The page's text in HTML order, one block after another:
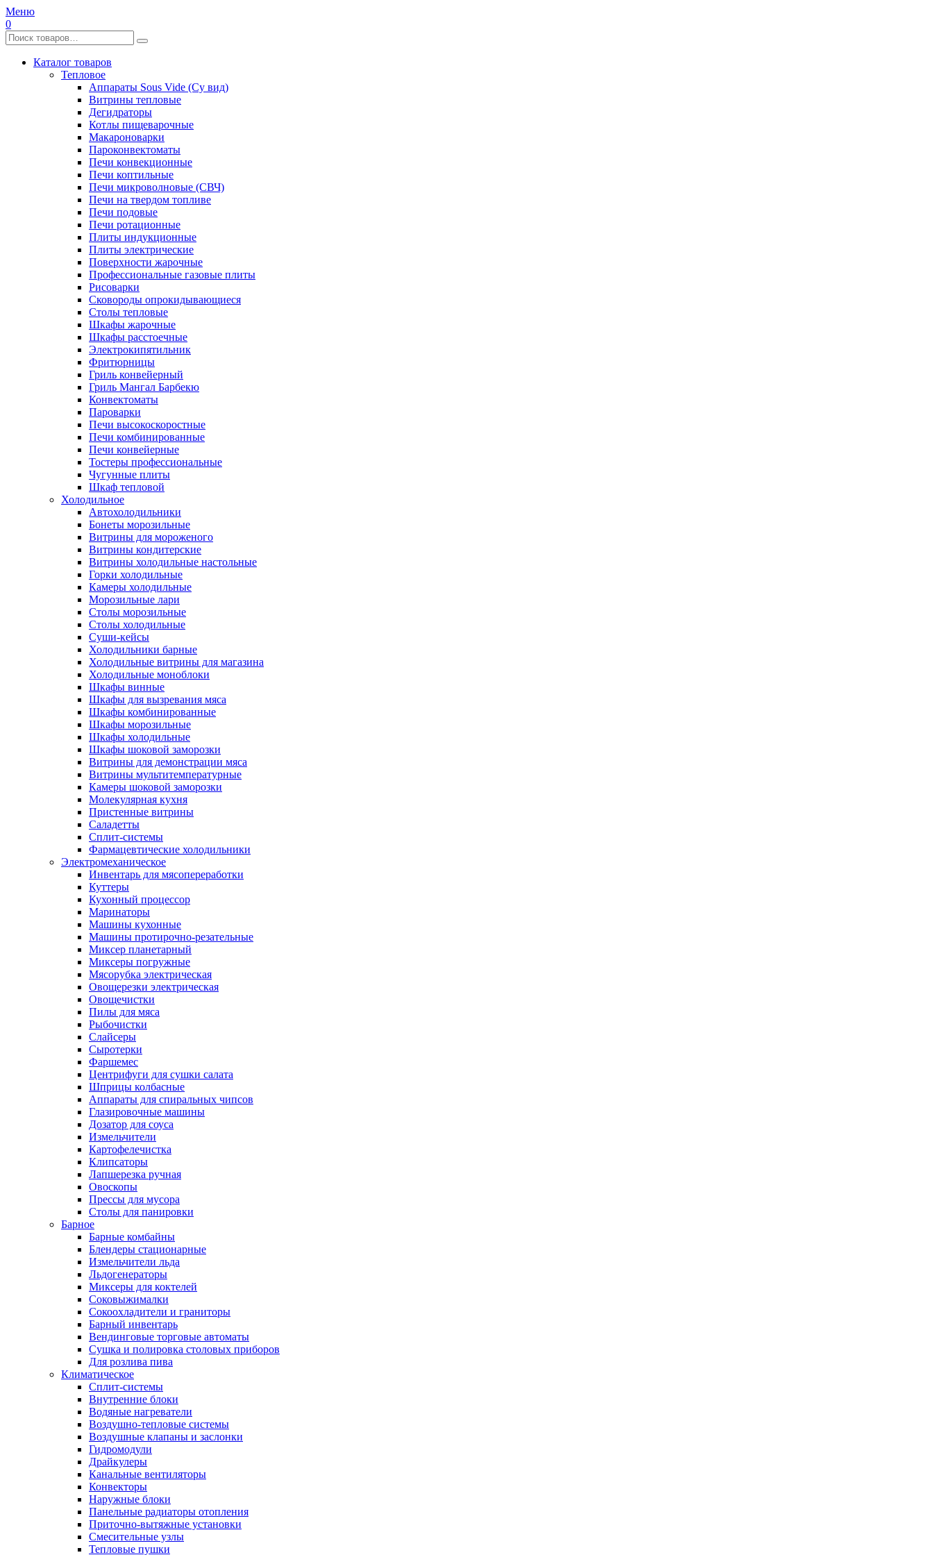
Меню
0
Каталог товаров
Тепловое
Аппараты Sous Vide (Су вид)
Витрины тепловые
Дегидраторы
Котлы пищеварочные
Макароноварки
Пароконвектоматы
Печи конвекционные
Печи коптильные
Печи микроволновые (СВЧ)
Печи на твердом топливе
Печи подовые
Печи ротационные
Плиты индукционные
Плиты электрические
Поверхности жарочные
Профессиональные газовые плиты
Рисоварки
Сковороды опрокидывающиеся
Столы тепловые
Шкафы жарочные
Шкафы расстоечные
Электрокипятильник
Фритюрницы
Гриль конвейерный
Гриль Мангал Барбекю
Конвектоматы
Пароварки
Печи высокоскоростные
Печи комбинированные
Печи конвейерные
Тостеры профессиональные
Чугунные плиты
Шкаф тепловой
Холодильное
Автохолодильники
Бонеты морозильные
Витрины для мороженого
Витрины кондитерские
Витрины холодильные настольные
Горки холодильные
Камеры холодильные
Морозильные лари
Столы морозильные
Столы холодильные
Суши-кейсы
Холодильники барные
Холодильные витрины для магазина
Холодильные моноблоки
Шкафы винные
Шкафы для вызревания мяса
Шкафы комбинированные
Шкафы морозильные
Шкафы холодильные
Шкафы шоковой заморозки
Витрины для демонстрации мяса
Витрины мультитемпературные
Камеры шоковой заморозки
Молекулярная кухня
Пристенные витрины
Саладетты
Сплит-системы
Фармацевтические холодильники
Электромеханическое
Инвентарь для мясопереработки
Куттеры
Кухонный процессор
Маринаторы
Машины кухонные
Машины протирочно-резательные
Миксер планетарный
Миксеры погружные
Мясорубка электрическая
Овощерезки электрическая
Овощечистки
Пилы для мяса
Рыбочистки
Слайсеры
Сыротерки
Фаршемес
Центрифуги для сушки салата
Шприцы колбасные
Аппараты для спиральных чипсов
Глазировочные машины
Дозатор для соуса
Измельчители
Картофелечистка
Клипсаторы
Лапшерезка ручная
Овоскопы
Прессы для мусора
Столы для панировки
Барное
Барные комбайны
Блендеры стационарные
Измельчители льда
Льдогенераторы
Миксеры для коктелей
Соковыжималки
Сокоохладители и граниторы
Барный инвентарь
Вендинговые торговые автоматы
Сушка и полировка столовых приборов
Для розлива пива
Климатическое
Сплит-системы
Внутренние блоки
Водяные нагреватели
Воздушно-тепловые системы
Воздушные клапаны и заслонки
Гидромодули
Драйкулеры
Канальные вентиляторы
Конвекторы
Наружные блоки
Панельные радиаторы отопления
Приточно-вытяжные установки
Смесительные узлы
Тепловые пушки